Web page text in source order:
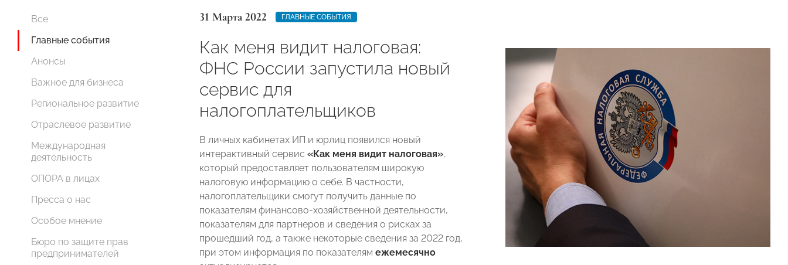
Все
Главные события
Анонсы
Важное для бизнеса
Региональное развитие
Отраслевое развитие
Международная
деятельность
ОПОРА в лицах
Пресса о нас
Особое мнение
Бюро по защите прав
предпринимателей
31 Марта 2022 ГЛАВНЫЕ СОБЫТИЯ
Как меня видит налоговая:
ФНС России запустила новый
сервис для
налогоплательщиков
В личных кабинетах ИП и юрлиц появился новый
интерактивный сервис «Как меня видит налоговая»,
который предоставляет пользователям широкую
налоговую информацию о себе. В частности,
налогоплательщики смогут получить данные по
показателям финансово-хозяйственной деятельности,
показателям для партнеров и сведения о рисках за
прошедший год, а также некоторые сведения за 2022 год,
при этом информация по показателям ежемесячно